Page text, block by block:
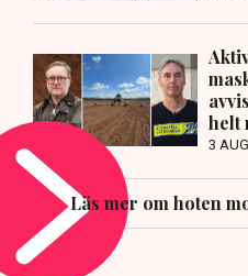
helt
3
Läs mer om hoten